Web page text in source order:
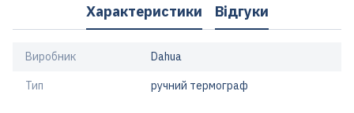
Характеристики Відгуки
Виробник Dahua
Тип ручний термограф